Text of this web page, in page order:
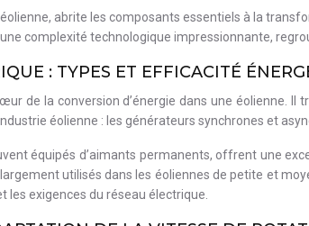
abrite les composants essentiels à la
complexité technologique impressionnante,
: TYPES ET EFFICACITÉ
de la conversion d’énergie dans une éolienne.
éolienne : les générateurs synchrones et
équipés d’aimants permanents, offrent une
utilisés dans les éoliennes de petite et
les exigences du réseau électrique.